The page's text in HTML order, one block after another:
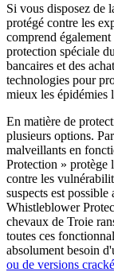
Si vous disposez de
protégé contre les
comprend
protection spéciale
bancaires et des
technologies pour
mieux les épidémies
En matière de
plusieurs options.
malveillants en
Protection » protège
contre les
suspects est
Whistleblower
chevaux de Troie
toutes ces
absolument besoin
ou de versions